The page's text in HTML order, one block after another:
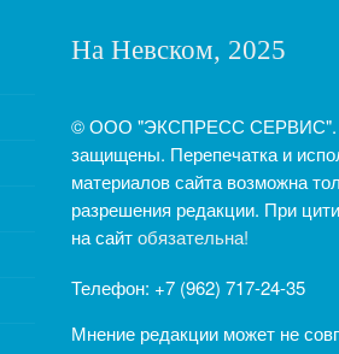
На Невском, 2025
© ООО "ЭКСПРЕСС СЕРВИС".
защищены. Перепечатка и
материалов сайта возможна
разрешения редакции. При
на сайтобязательна!
Телефон: +7 (962) 717-24-35
Мнение редакции может не